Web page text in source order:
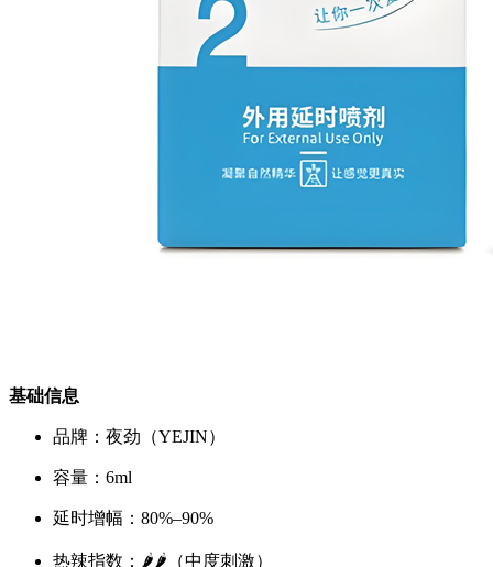
基础信息
品牌：夜劲（YEJIN）
容量：6ml
延时增幅：80%–90%
热辣指数：🌶️🌶️（中度刺激）